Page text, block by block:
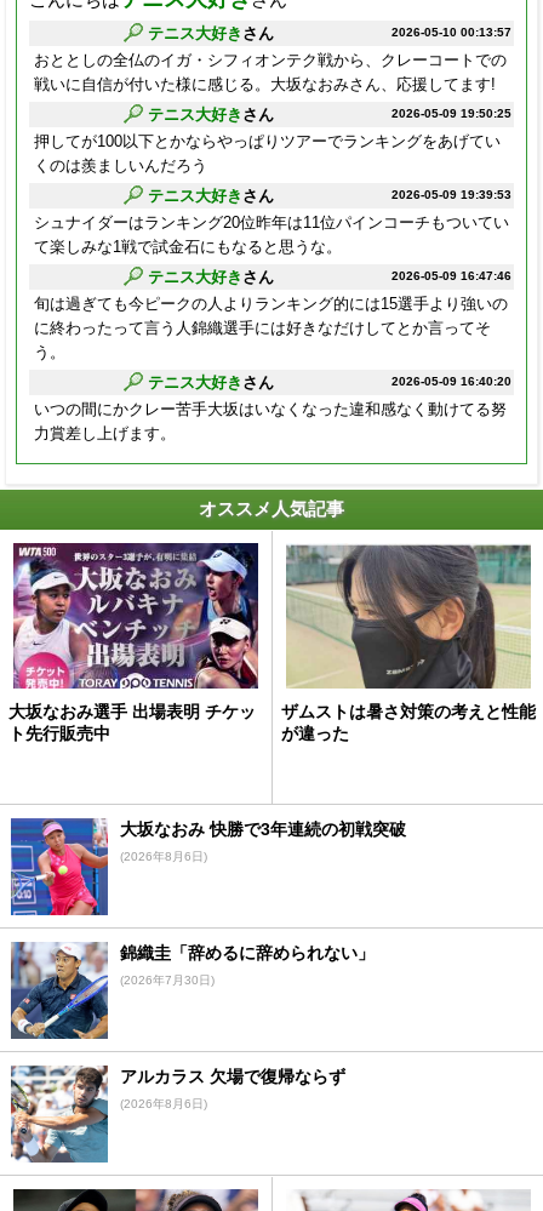
2026-05-10 00:13:57
テニス大好き さん
おととしの全仏のイガ・シフィオンテク戦から、クレーコートでの
戦いに自信が付いた様に感じる。大坂なおみさん、応援してます!
2026-05-09 19:50:25
テニス大好き さん
押してが100以下とかならやっぱりツアーでランキングをあげてい
くのは羨ましいんだろう
2026-05-09 19:39:53
テニス大好き さん
シュナイダーはランキング20位昨年は11位パインコーチもついてい
て楽しみな1戦で試金石にもなると思うな。
2026-05-09 16:47:46
テニス大好き さん
旬は過ぎても今ピークの人よりランキング的には15選手より強いの
に終わったって言う人錦織選手には好きなだけしてとか言ってそ
う。
2026-05-09 16:40:20
テニス大好き さん
いつの間にかクレー苦手大坂はいなくなった違和感なく動けてる努
力賞差し上げます。
オススメ人気記事
大坂なおみ選手 出場表明 チケッ
ト先行販売中
ザムストは暑さ対策の考えと性能
が違った
大坂なおみ 快勝で3年連続の初戦突破
(2026年8月6日)
錦織圭「辞めるに辞められない」
(2026年7月30日)
アルカラス 欠場で復帰ならず
(2026年8月6日)